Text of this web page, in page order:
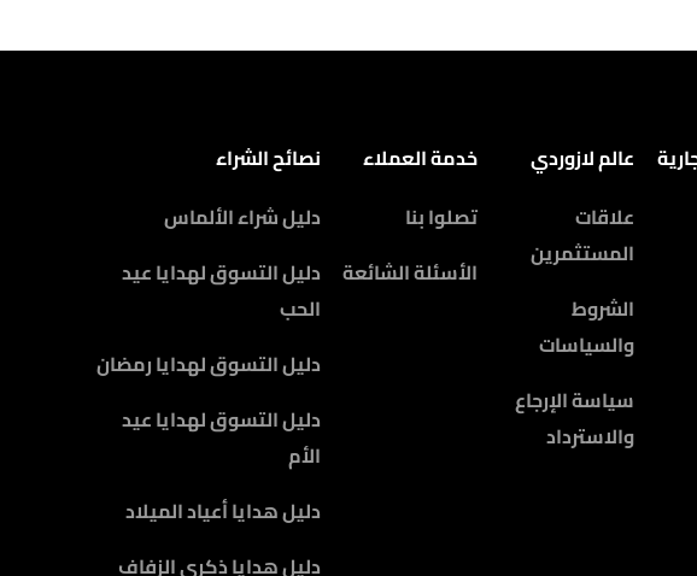
عالم لازوردي
علاقات
المستثمرين
الشروط
والسياسات
سياسة الإرجاع
والاسترداد
خدمة العملاء
تصلوا بنا
الأسئلة الشائعة
نصائح الشراء
دليل شراء الألماس
دليل التسوق لهدايا عيد
الحب
دليل التسوق لهدايا رمضان
دليل التسوق لهدايا عيد
الأم
دليل هدايا أعياد الميلاد
دليل هدايا ذكرى الزفاف